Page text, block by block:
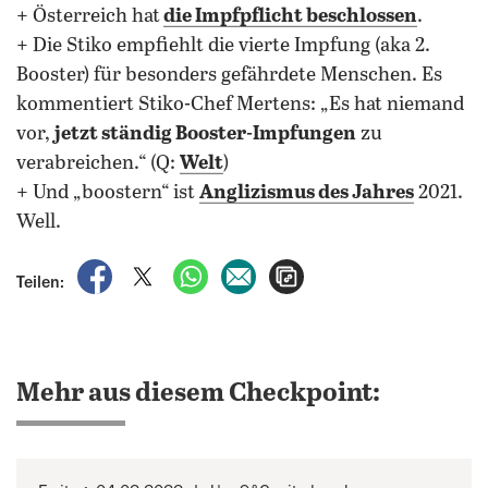
+ Österreich hatdie Impfpflicht beschlossen.
+ Die Stiko empfiehlt die vierte Impfung (aka 2.
Booster) für besonders gefährdete Menschen. Es
kommentiert Stiko-Chef Mertens: „Es hat niemand
vor,jetzt ständig Booster-Impfungen zu
verabreichen.“ (Q: Welt)
+ Und „boostern“ ist Anglizismus des Jahres 2021.
Well.
Teilen:
auf Facebook teilen
auf X teilenper WhatsApp teilen
per E-Mail teilen
Mehr aus diesem Checkpoint: